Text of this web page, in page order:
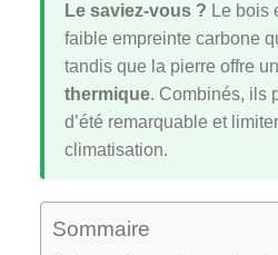
Le saviez-vous ? Le bois
faible empreinte carbone
tandis que la pierre offre
thermique. Combinés, ils
d’été remarquable et
climatisation.
Sommaire